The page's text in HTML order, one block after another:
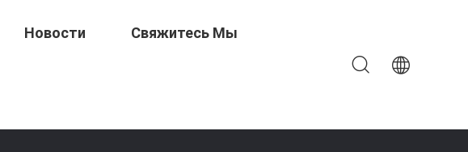
Новости Свяжитесь Мы